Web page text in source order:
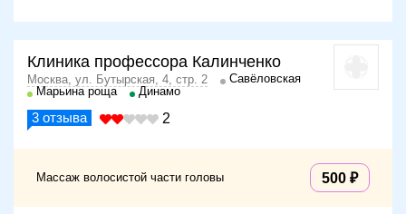
Клиника профессора Калинченко
Москва, ул. Бутырская, 4, стр. 2
Савёловская
Марьина роща
Динамо
3 отзыва 2
Массаж волосистой части головы 500